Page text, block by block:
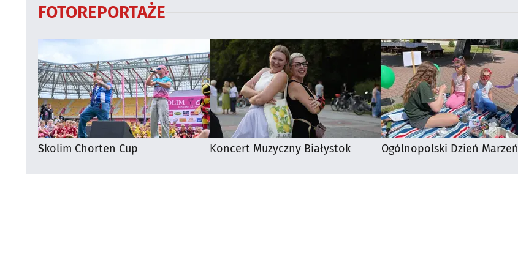
FOTOREPORTAŻE
Skolim Chorten Cup Koncert Muzyczny Białystok Ogólnopolski Dzień Marzeń